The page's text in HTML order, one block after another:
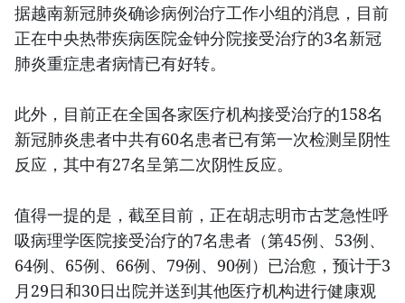
据越南新冠肺炎确诊病例治疗工作小组的消息，目前
正在中央热带疾病医院金钟分院接受治疗的3名新冠
肺炎重症患者病情已有好转。
此外，目前正在全国各家医疗机构接受治疗的158名
新冠肺炎患者中共有60名患者已有第一次检测呈阴性
反应，其中有27名呈第二次阴性反应。
值得一提的是，截至目前，正在胡志明市古芝急性呼
吸病理学医院接受治疗的7名患者（第45例、53例、
64例、65例、66例、79例、90例）已治愈，预计于3
月29日和30日出院并送到其他医疗机构进行健康观